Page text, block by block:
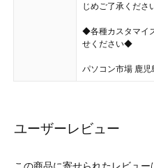
じめご了承くださ
◆各種カスタマイ
せください◆
パソコン市場 鹿
ユーザーレビュー
この商品に寄せられたレビュー